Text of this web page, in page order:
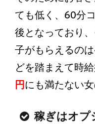
ても低く、60分
後となっており
子がもらえるの
どを踏まえて時給
円にも満たない
稼ぎはオプ